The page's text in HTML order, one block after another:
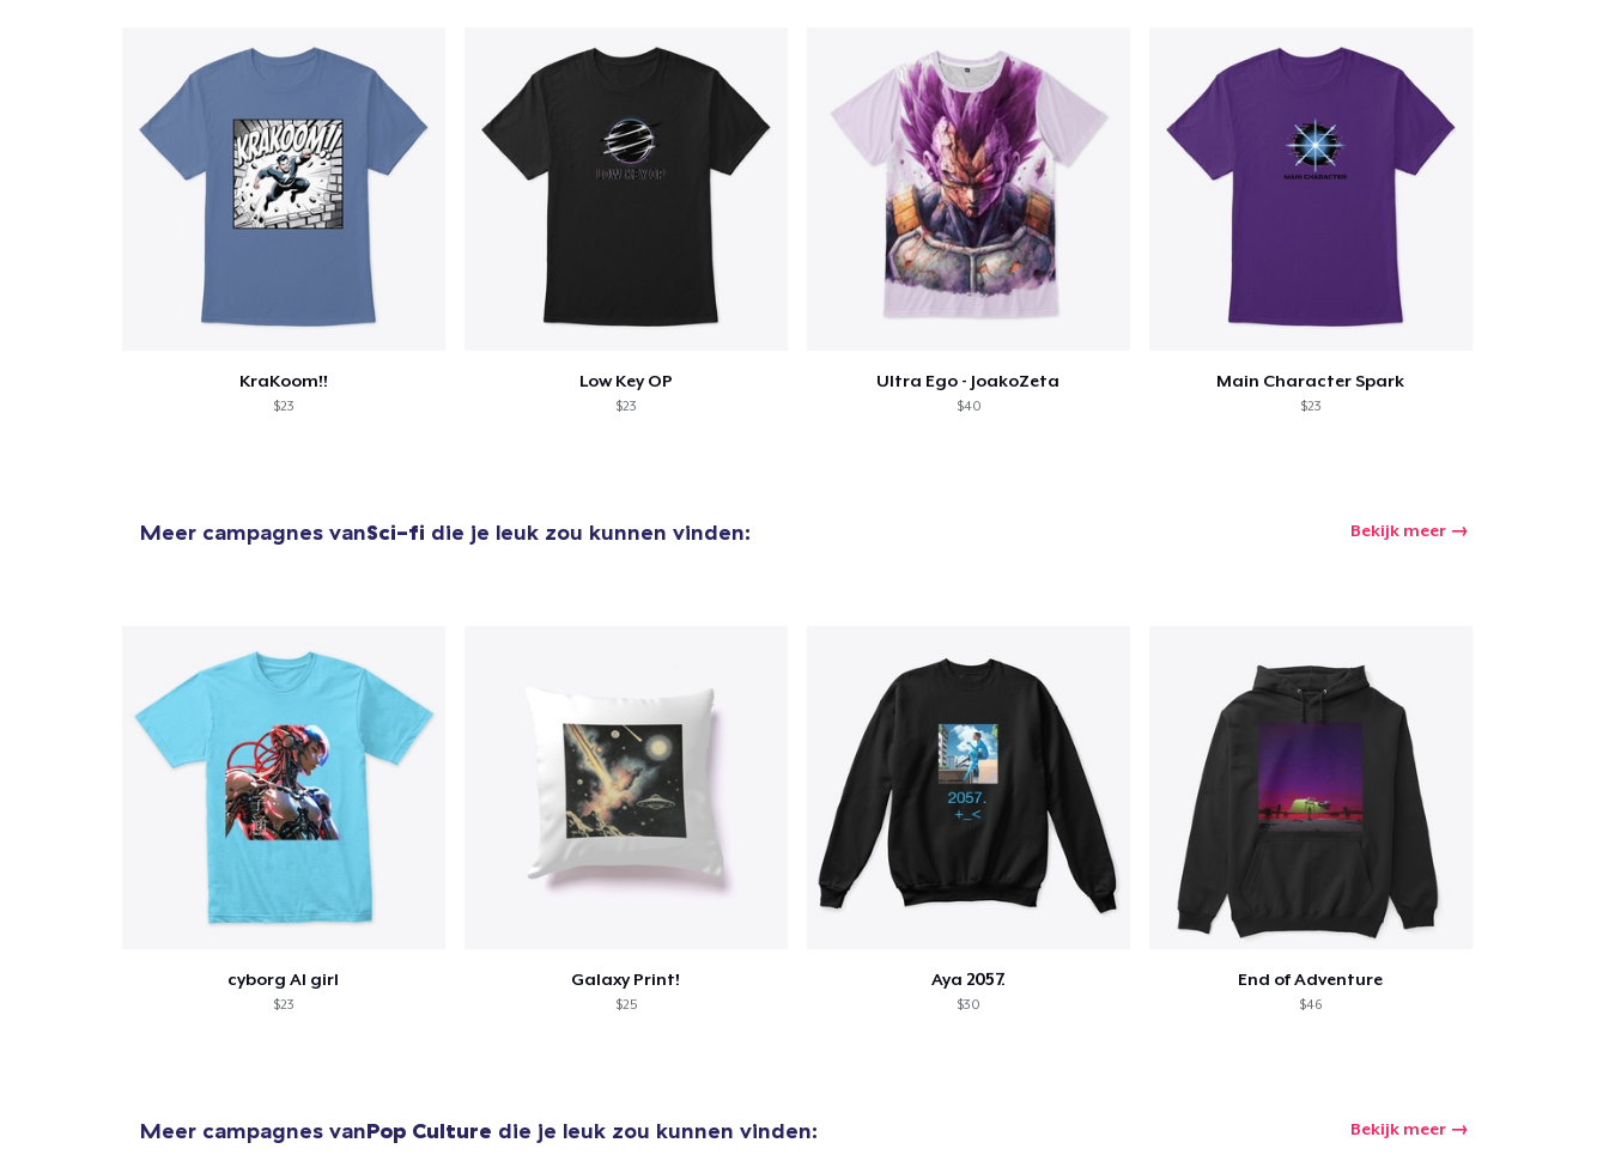
KraKoom!!
$23
Low Key OP
$23
Ultra Ego - JoakoZeta
$40
Main Character Spark
$23
Meer campagnes vanSci-fi die je leuk zou kunnen vinden: Bekijk meer
cyborg AI girl
$23
Galaxy Print!
$25
Aya 2057.
$30
End of Adventure
$46
Meer campagnes vanPop Culture die je leuk zou kunnen vinden: Bekijk meer